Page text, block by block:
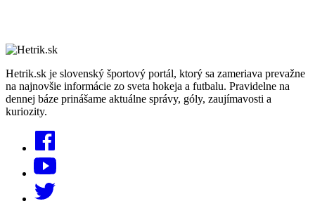
Hetrik.sk je slovenský športový portál, ktorý sa zameriava prevažne
na najnovšie informácie zo sveta hokeja a futbalu. Pravidelne na
dennej báze prinášame aktuálne správy, góly, zaujímavosti a
kuriozity.